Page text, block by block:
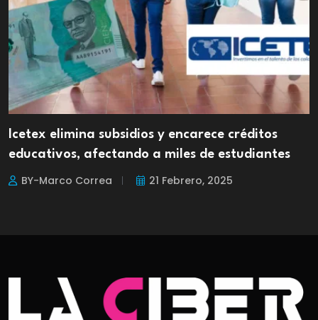
Icetex elimina subsidios y encarece créditos
educativos, afectando a miles de estudiantes
BY-Marco Correa 21 Febrero, 2025